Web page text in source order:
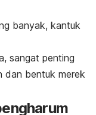
banyak, kantuk
sangat penting
dan bentuk merek